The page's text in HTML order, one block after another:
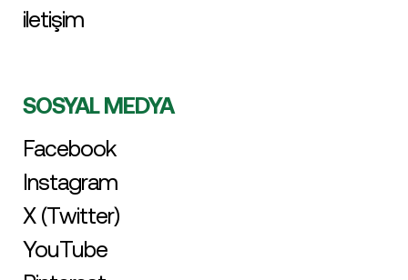
iletişim
SOSYAL MEDYA
Facebook
Instagram
X (Twitter)
YouTube